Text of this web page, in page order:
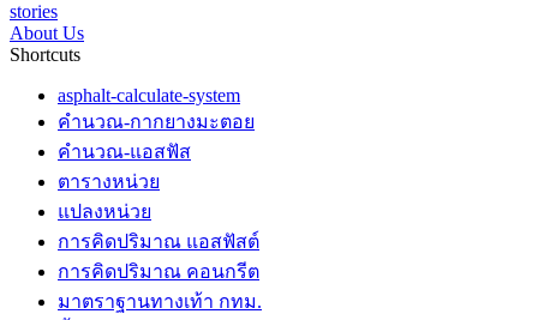
stories
About Us
Shortcuts
asphalt-calculate-system
คำนวณ-กากยางมะตอย
คำนวณ-แอสฟัส
ตารางหน่วย
แปลงหน่วย
การคิดปริมาณ แอสฟัสต์
การคิดปริมาณ คอนกรีต
มาตราฐานทางเท้า กทม.